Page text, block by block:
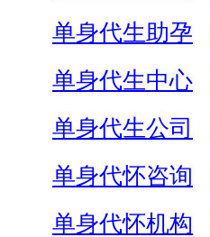
单身代生助孕
单身代生中心
单身代生公司
单身代怀咨询
单身代怀机构